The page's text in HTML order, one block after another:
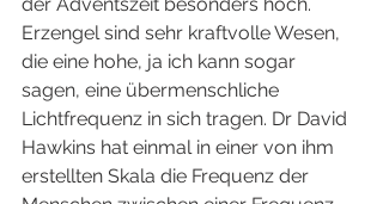
Erzengel sind sehr kraftvolle Wesen,
die eine hohe, ja ich kann sogar
sagen, eine übermenschliche
Lichtfrequenz in sich tragen. Dr David
Hawkins hat einmal in einer von ihm
erstellten Skala die Frequenz der